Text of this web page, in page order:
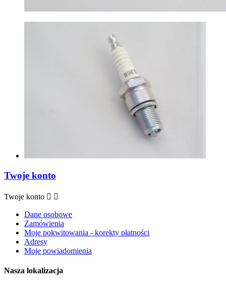
Twoje konto
Twoje konto  
Dane osobowe
Zamówienia
Moje pokwitowania - korekty płatności
Adresy
Moje powiadomienia
Nasza lokalizacja